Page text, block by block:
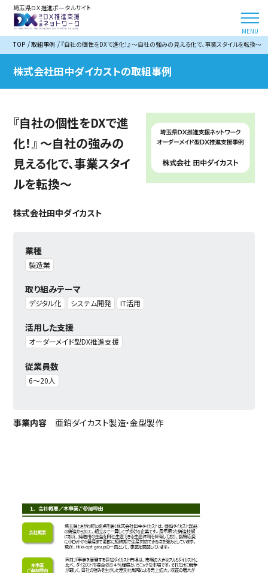
埼玉県ＤＸ推進ポータルサイト
TOP 取組事例 『自社の個性をDXで進化！』 ～自社の強みの見える化で、事業スタイルを転換～
株式会社田中ダイカストの取組事例
『自社の個性をDXで進
化！』 ～自社の強みの
見える化で、事業スタイ
ルを転換～
株式会社田中ダイカスト
業種
製造業
取り組みテーマ
デジタル化 システム開発 IT活用
活用した支援
オーダーメイド型DX推進支援
従業員数
6〜20人
事業内容 亜鉛ダイカスト製造・金型製作